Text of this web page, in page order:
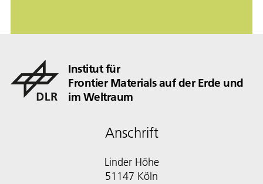
Institut für
Frontier Materials auf der Erde und
im Weltraum
Anschrift
Linder Höhe
51147 Köln